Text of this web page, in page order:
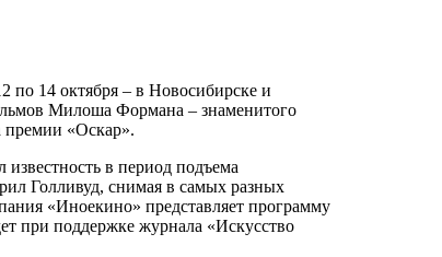
по 14 октября – в Новосибирске и
Милоша Формана – знаменитого
премии «Оскар».
в период подъема
Голливуд, снимая в самых разных
«Иноекино» представляет программу
при поддержке журнала «Искусство